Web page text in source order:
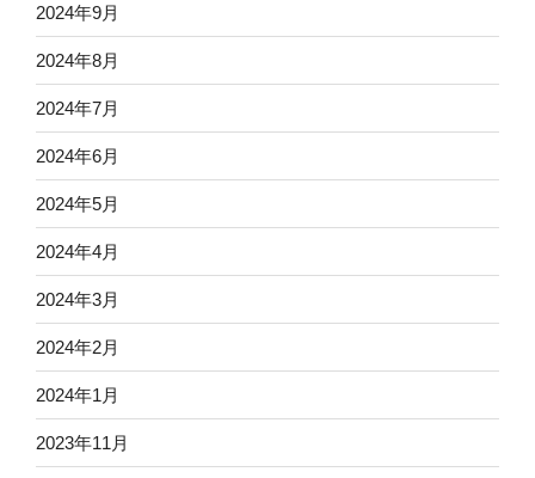
2024年9月
2024年8月
2024年7月
2024年6月
2024年5月
2024年4月
2024年3月
2024年2月
2024年1月
2023年11月